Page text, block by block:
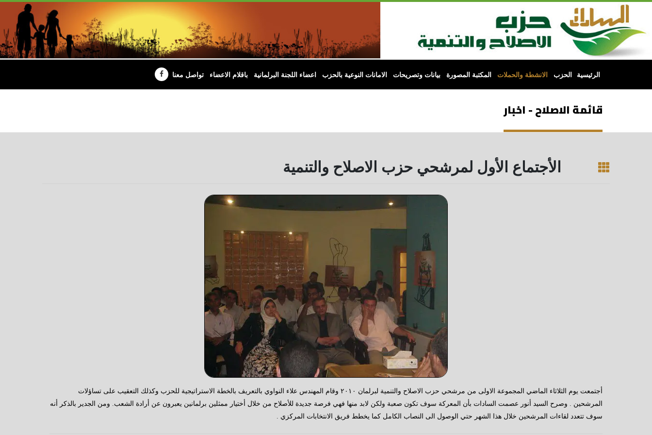
الرئيسية الحزب الانشطة والحملات المكتبة المصورة بيانات وتصريحات الامانات النوعية بالحزب اعضاء اللجنة البرلمانية باقلام الاعضاء تواصل معنا
قائمة الاصلاح - اخبار
الأجتماع الأول لمرشحي حزب الاصلاح والتنمية
أجتمعت يوم الثلاثاء الماضي المجموعة الاولى من مرشحي حزب الاصلاح والتنمية لبرلمان ٢٠١٠ وقام المهندس علاء النواوي بالتعريف بالخطة الاستراتيجية للحزب وكذلك التعقيب على تساؤلات
المرشحين . وصرح السيد أنور عصمت السادات بأن المعركة سوف تكون صعبة ولكن لابد منها فهي فرصة جديدة للأصلاح من خلال أختيار ممثلين برلمانين يعبرون عن أرادة الشعب. ومن الجدير بالذكر أنه
سوف تتعدد لقاءات المرشحين خلال هذا الشهر حتي الوصول الى النصاب الكامل كما يخطط فريق الانتخابات المركزي .